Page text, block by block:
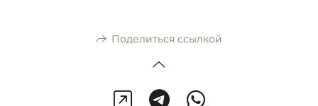
Поделиться ссылкой